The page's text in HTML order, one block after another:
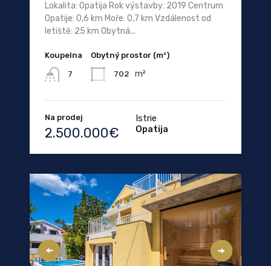
Lokalita: Opatija Rok výstavby: 2019 Centrum
Opatije: 0,6 km Moře: 0,7 km Vzdálenost od
letiště: 25 km Obytná...
Koupelna
7
Obytný prostor (m²)
702 m²
Na prodej
2.500.000€
Istrie
Opatija